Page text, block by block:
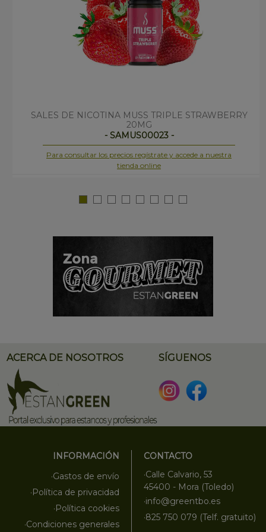
SALES DE NICOTINA MUSS TRIPLE STRAWBERRY
20MG
- SAMUS00023 -
Para consultar los precios regístrate y accede a nuestra
tienda online
ACERCA DE NOSOTROS SÍGUENOS
INFORMACIÓN
·Gastos de envío
·Política de privacidad
·Política cookies
·Condiciones generales
CONTACTO
·Calle Calvario, 53
45400 - Mora (Toledo)
·info@greentbo.es
·825 750 079 (Telf. gratuito)